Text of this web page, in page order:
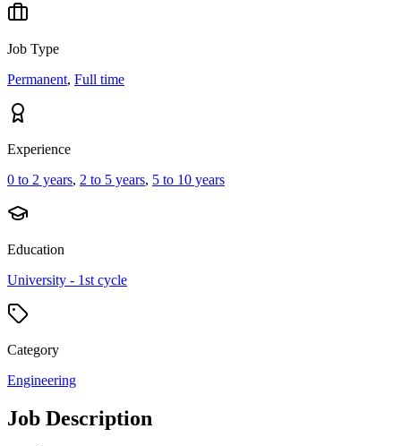
Job Type
Permanent, Full time
Experience
0 to 2 years, 2 to 5 years, 5 to 10 years
Education
University - 1st cycle
Category
Engineering
Job Description